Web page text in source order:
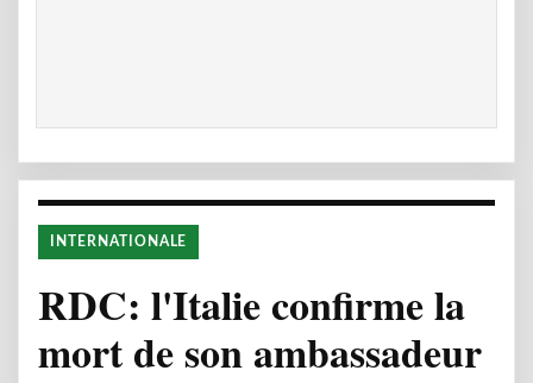
INTERNATIONALE
RDC: l'Italie confirme la
mort de son ambassadeur